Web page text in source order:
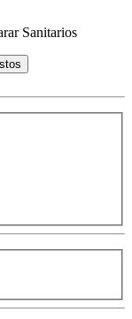
Sanitarios